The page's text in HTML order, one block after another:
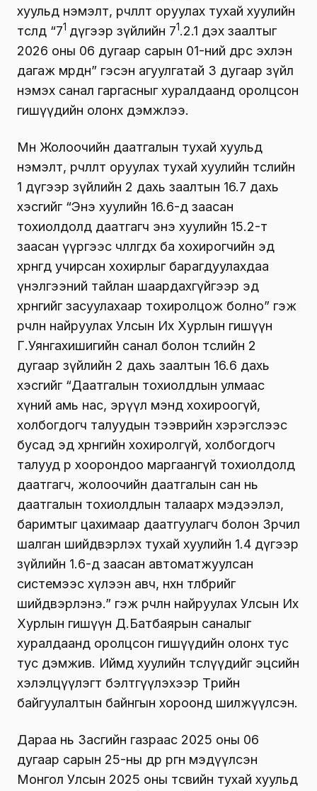
хуульд нэмэлт, өөрчлөлт оруулах тухай хуулийн
төсөлд “71 дүгээр зүйлийн 71.2.1 дэх заалтыг
2026 оны 06 дугаар сарын 01-ний өдрөөс эхлэн
дагаж мөрдөнө” гэсэн агуулгатай 3 дугаар зүйл
нэмэх санал гаргасныг хуралдаанд оролцсон
гишүүдийн олонх дэмжлээ.
Мөн Жолоочийн даатгалын тухай хуульд
нэмэлт, өөрчлөлт оруулах тухай хуулийн төслийн
1 дүгээр зүйлийн 2 дахь заалтын 16.7 дахь
хэсгийг “Энэ хуулийн 16.6-д заасан
тохиолдолд даатгагч энэ хуулийн 15.2-т
заасан үүргээс чөлөөлөгдөх ба хохирогчийн эд
хөрөнгөд учирсан хохирлыг барагдуулахдаа
үнэлгээний тайлан шаардахгүйгээр эд
хөрөнгийг засуулахаар тохиролцож болно” гэж
өөрчлөн найруулах Улсын Их Хурлын гишүүн
Г.Уянгахишигийн санал болон төслийн 2
дугаар зүйлийн 2 дахь заалтын 16.6 дахь
хэсгийг “Даатгалын тохиолдлын улмаас
хүний амь нас, эрүүл мэнд хохироогүй,
холбогдогч талуудын тээврийн хэрэгслээс
бусад эд хөрөнгийн хохиролгүй, холбогдогч
талууд өөр хоорондоо маргаангүй тохиолдолд
даатгагч, жолоочийн даатгалын сан нь
даатгалын тохиолдлын талаарх мэдээлэл,
баримтыг цахимаар даатгуулагч болон Зөрчил
шалган шийдвэрлэх тухай хуулийн 1.4 дүгээр
зүйлийн 1.6-д заасан автоматжуулсан
системээс хүлээн авч, нөхөн төлбөрийг
шийдвэрлэнэ.” гэж өөрчлөн найруулах Улсын Их
Хурлын гишүүн Д.Батбаярын саналыг
хуралдаанд оролцсон гишүүдийн олонх тус
тус дэмжив. Иймд хуулийн төслүүдийг эцсийн
хэлэлцүүлэгт бэлтгүүлэхээр Төрийн
байгуулалтын байнгын хороонд шилжүүлсэн.
Дараа нь Засгийн газраас 2025 оны 06
дугаар сарын 25-ны өдөр өргөн мэдүүлсэн
Монгол Улсын 2025 оны төсвийн тухай хуульд